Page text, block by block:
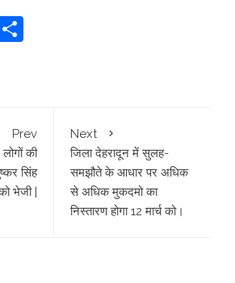
Prev
की
सिंह
भेजी |
Next
जिला देहरादून में सुलह-
समझौते के आधार पर अधिक
से अधिक मुकदमो का
निस्तारण होगा 12 मार्च को।